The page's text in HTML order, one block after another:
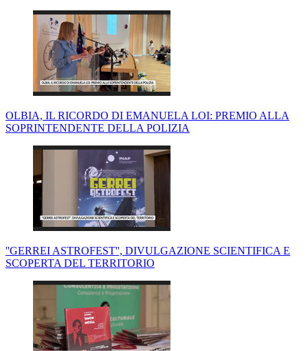
OLBIA, IL RICORDO DI EMANUELA LOI: PREMIO ALLA
SOPRINTENDENTE DELLA POLIZIA
''GERREI ASTROFEST'', DIVULGAZIONE SCIENTIFICA E
SCOPERTA DEL TERRITORIO